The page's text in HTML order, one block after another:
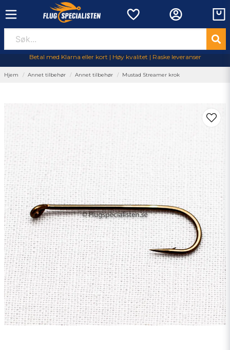
Betal med Klarna eller kort | Høy kvalitet | Raske leveranser
Hjem Annet tilbehør Annet tilbehør Mustad Streamer krok